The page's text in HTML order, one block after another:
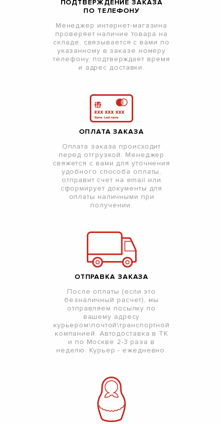
ПОДТВЕРЖДЕНИЕ ЗАКАЗА
ПО ТЕЛЕФОНУ
Менеджер интернет-магазина
проверяет наличие товара на
складе, связывается с вами по
указанному в заказе номеру
телефону, подтверждает время
и адрес доставки.
ОПЛАТА ЗАКАЗА
Оплата заказа происходит
перед отгрузкой. Менеджер
свяжется с вами для уточнения
удобного способа оплаты,
отправит счет на email или
сформирует документы для
оплаты наличными при
получении.
ОТПРАВКА ЗАКАЗА
После оплаты (если это
безналичный расчет), мы
отправляем посылку по
вашему адресу
курьером\почтой\транспортной
компанией. Автодоставка в ТК
и по Москве 2-3 раза в
неделю. Курьер - ежедневно.